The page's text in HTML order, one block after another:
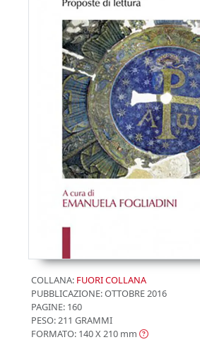
COLLANA: FUORI COLLANA
PUBBLICAZIONE:OTTOBRE 2016
PAGINE: 160
PESO: 211 GRAMMI
FORMATO: 140 X 210 mm